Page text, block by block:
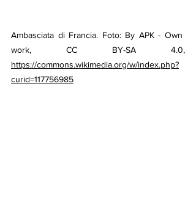
Ambasciata di Francia. Foto: By APK - Own
work, CC BY-SA 4.0,
https://commons.wikimedia.org/w/index.php?
curid=117756985